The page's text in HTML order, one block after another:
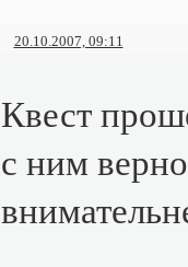
20.10.2007, 09:11
Квест
с ним